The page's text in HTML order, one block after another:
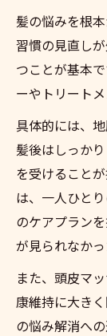
髪の悩みを根
習慣の見直し
つことが基本
ーやトリート
具体的には、
髪後はしっか
を受けること
は、一人ひと
のケアプラン
が見られなかっ
また、頭皮マ
康維持に大き
の悩み解消へ